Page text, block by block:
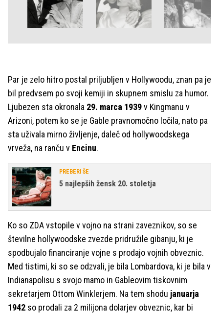
Par je zelo hitro postal priljubljen v Hollywoodu, znan pa je
bil predvsem po svoji kemiji in skupnem smislu za humor.
Ljubezen sta okronala 29. marca 1939v Kingmanu v
Arizoni, potem ko se je Gable pravnomočno ločila, nato pa
sta uživala mirno življenje, daleč od hollywoodskega
vrveža, na ranču v Encinu.
PREBERI ŠE
5 najlepših žensk 20. stoletja
Ko so ZDA vstopile v vojno na strani zaveznikov, so se
številne hollywoodske zvezde pridružile gibanju, ki je
spodbujalo financiranje vojne s prodajo vojnih obveznic.
Med tistimi, ki so se odzvali, je bila Lombardova, ki je bila v
Indianapolisu s svojo mamo in Gableovim tiskovnim
sekretarjem Ottom Winklerjem. Na tem shodu januarja
1942 so prodali za 2 milijona dolarjev obveznic, kar bi